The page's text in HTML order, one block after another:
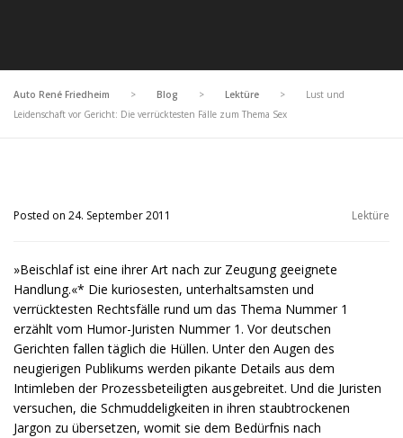
Auto René Friedheim > Blog > Lektüre >
Lust und
Leidenschaft vor Gericht: Die verrücktesten Fälle zum Thema Sex
Posted on 24. September 2011 Lektüre
»Beischlaf ist eine ihrer Art nach zur Zeugung geeignete
Handlung.«* Die kuriosesten, unterhaltsamsten und
verrücktesten Rechtsfälle rund um das Thema Nummer 1 
erzählt vom Humor-Juristen Nummer 1. Vor deutschen
Gerichten fallen täglich die Hüllen. Unter den Augen des
neugierigen Publikums werden pikante Details aus dem
Intimleben der Prozessbeteiligten ausgebreitet. Und die Juristen
versuchen, die Schmuddeligkeiten in ihren staubtrockenen
Jargon zu übersetzen, womit sie dem Bedürfnis nach